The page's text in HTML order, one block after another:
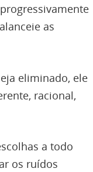
as
eliminado, ele
racional,
a todo
os ruídos